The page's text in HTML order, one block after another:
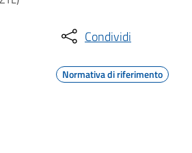
Condividi
Normativa di riferimento